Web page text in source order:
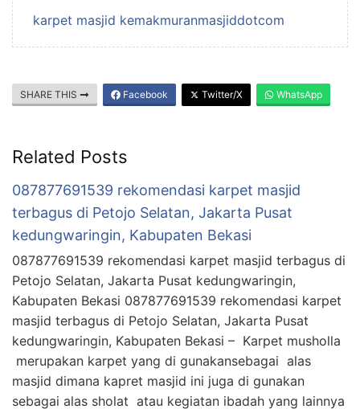
karpet masjid kemakmuranmasjiddotcom
SHARE THIS Facebook Twitter/X WhatsApp
Related Posts
087877691539 rekomendasi karpet masjid
terbagus di Petojo Selatan, Jakarta Pusat
kedungwaringin, Kabupaten Bekasi
087877691539 rekomendasi karpet masjid terbagus di
Petojo Selatan, Jakarta Pusat kedungwaringin,
Kabupaten Bekasi 087877691539 rekomendasi karpet
masjid terbagus di Petojo Selatan, Jakarta Pusat
kedungwaringin, Kabupaten Bekasi – Karpet musholla
merupakan karpet yang di gunakansebagai alas
masjid dimana kapret masjid ini juga di gunakan
sebagai alas sholat atau kegiatan ibadah yang lainnya